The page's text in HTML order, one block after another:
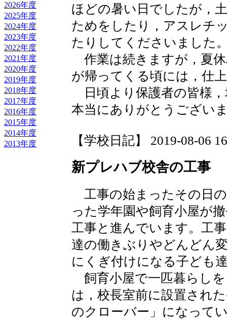
2026年度
2025年度
2024年度
2023年度
2022年度
2021年度
2020年度
2019年度
2018年度
2017年度
2016年度
2015年度
2014年度
2013年度
ほどの暑い日でしたが，
ためをしたり，アスレチ
たりしてくださいました
作業は続きますが，夏
が帰ってくる頃には，仕
日頃より保護者の皆様
本当にありがとうござい
【学校日記】 2019-08-06
新プレハブ校舎の工事
工事の始まったその日
った学年園や飼育小屋が
工事と進んでいます。工
達の働きぶりやどんどん
にくぎ付けになる子ども
飼育小屋で一匹暮らし
は，校長室前に設置され
のクローバー」になって